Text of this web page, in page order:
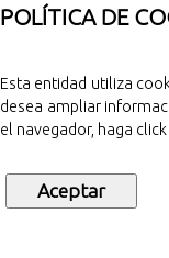
POLÍTICA DE
Esta entidad utiliza
desea ampliar
el navegador, haga